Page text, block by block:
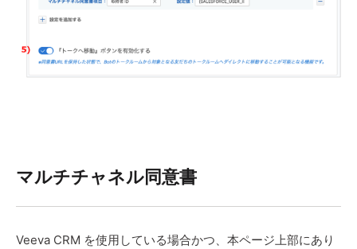
マルチチャネル同意書
Veeva CRM を使用している場合かつ、 本ページ上部にあり